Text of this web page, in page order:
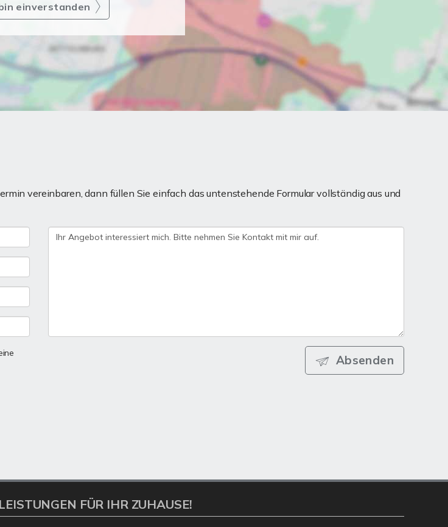
einverstanden
vereinbaren, dann füllen Sie einfach das untenstehende Formular vollständig aus und
Absenden
FÜR IHR ZUHAUSE!